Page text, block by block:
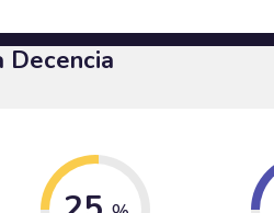
Decencia